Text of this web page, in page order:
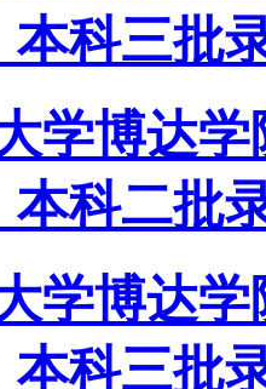
本科三批
学博达
本科二批
学博达
本科三批